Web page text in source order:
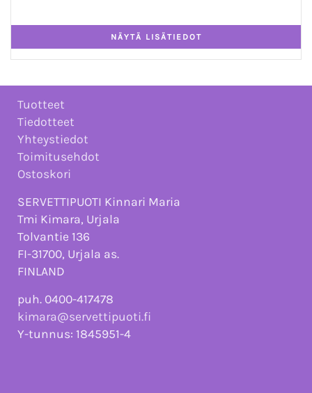
Tuotteet
Tiedotteet
Yhteystiedot
Toimitusehdot
Ostoskori
SERVETTIPUOTI Kinnari Maria
Tmi Kimara, Urjala
Tolvantie 136
FI-31700, Urjala as.
FINLAND
puh. 0400-417478
kimara@servettipuoti.fi
Y-tunnus: 1845951-4